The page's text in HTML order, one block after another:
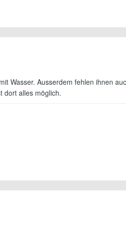
Wasser. Ausserdem fehlen ihnen
dort alles möglich.